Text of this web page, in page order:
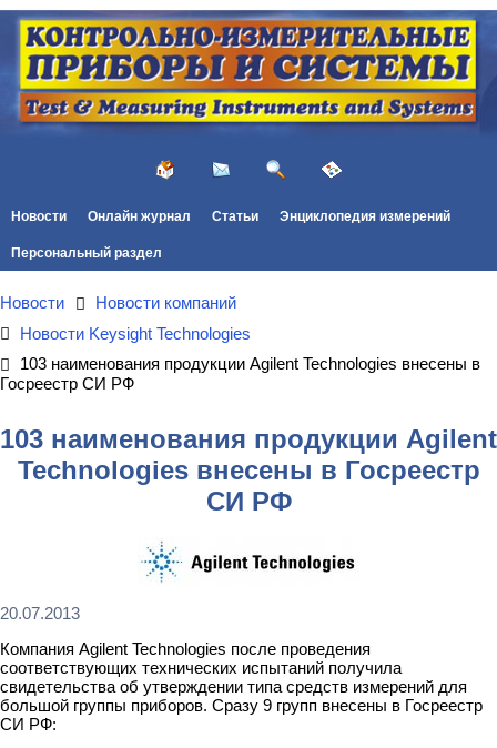
Новости Онлайн журнал Статьи Энциклопедия измерений
Персональный раздел
Новости
Новости компаний
Новости Keysight Technologies
103 наименования продукции Agilent Technologies внесены в
Госреестр СИ РФ
103 наименования продукции Agilent
Technologies внесены в Госреестр
СИ РФ
20.07.2013
Компания Agilent Technologies после проведения
соответствующих технических испытаний получила
свидетельства об утверждении типа средств измерений для
большой группы приборов. Сразу 9 групп внесены в Госреестр
СИ РФ: